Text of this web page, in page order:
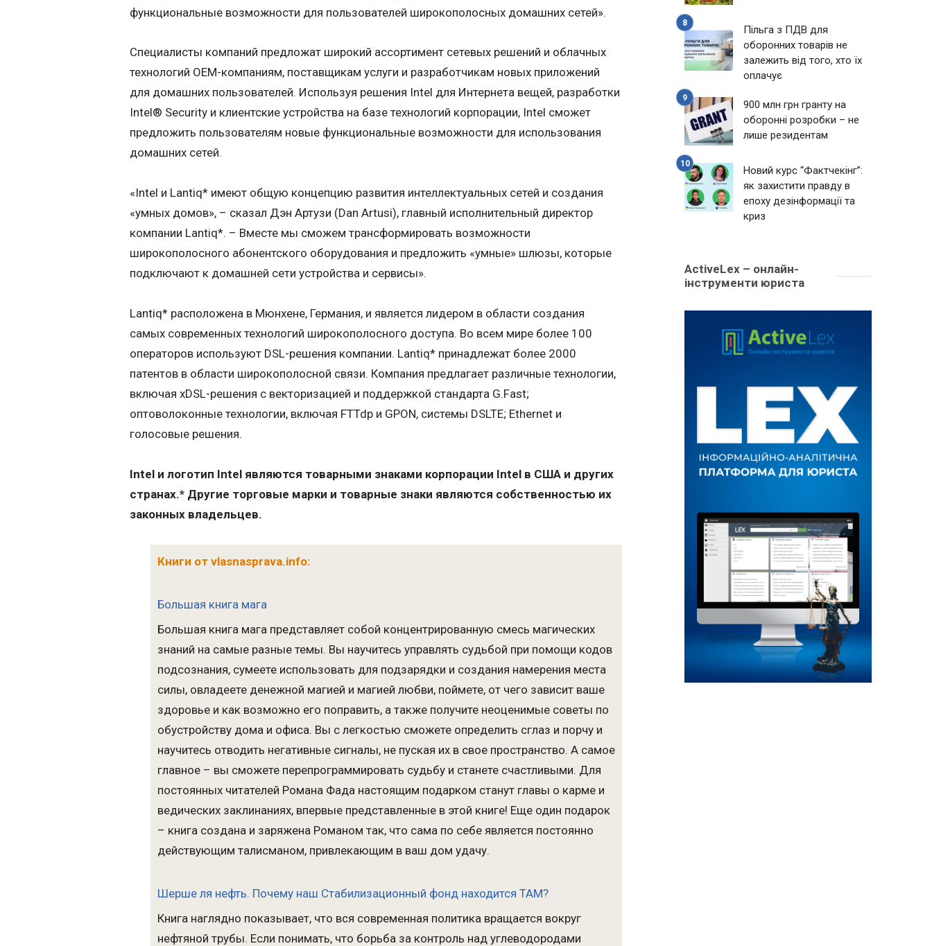
функциональные возможности для пользователей широкополосных домашних сетей».
Специалисты компаний предложат широкий ассортимент сетевых решений и облачных
технологий OEM-компаниям, поставщикам услуги и разработчикам новых приложений
для домашних пользователей. Используя решения Intel для Интернета вещей, разработки
Intel® Security и клиентские устройства на базе технологий корпорации, Intel сможет
предложить пользователям новые функциональные возможности для использования
домашних сетей.
«Intel и Lantiq* имеют общую концепцию развития интеллектуальных сетей и создания
«умных домов», – сказал Дэн Артузи (Dan Artusi), главный исполнительный директор
компании Lantiq*. – Вместе мы сможем трансформировать возможности
широкополосного абонентского оборудования и предложить «умные» шлюзы, которые
подключают к домашней сети устройства и сервисы».
Lantiq* расположена в Мюнхене, Германия, и является лидером в области создания
самых современных технологий широкополосного доступа. Во всем мире более 100
операторов используют DSL-решения компании. Lantiq* принадлежат более 2000
патентов в области широкополосной связи. Компания предлагает различные технологии,
включая xDSL-решения с векторизацией и поддержкой стандарта G.Fast;
оптоволоконные технологии, включая FTTdp и GPON, системы DSLTE; Ethernet и
голосовые решения.
Intel и логотип Intel являются товарными знаками корпорации Intel в США и других
странах.* Другие торговые марки и товарные знаки являются собственностью их
законных владельцев.
Книги от vlasnasprava.info:
Большая книга мага
Большая книга мага представляет собой концентрированную смесь магических
знаний на самые разные темы. Вы научитесь управлять судьбой при помощи кодов
подсознания, сумеете использовать для подзарядки и создания намерения места
силы, овладеете денежной магией и магией любви, поймете, от чего зависит ваше
здоровье и как возможно его поправить, а также получите неоценимые советы по
обустройству дома и офиса. Вы с легкостью сможете определить сглаз и порчу и
научитесь отводить негативные сигналы, не пуская их в свое пространство. А самое
главное – вы сможете перепрограммировать судьбу и станете счастливыми. Для
постоянных читателей Романа Фада настоящим подарком станут главы о карме и
ведических заклинаниях, впервые представленные в этой книге! Еще один подарок
– книга создана и заряжена Романом так, что сама по себе является постоянно
действующим талисманом, привлекающим в ваш дом удачу.
Шерше ля нефть. Почему наш Стабилизационный фонд находится ТАМ?
Книга наглядно показывает, что вся современная политика вращается вокруг
нефтяной трубы. Если понимать, что борьба за контроль над углеводородами
Пільга з ПДВ для
оборонних товарів не
залежить від того, хто їх
оплачує
900 млн грн гранту на
оборонні розробки – не
лише резидентам
Новий курс “Фактчекінг”:
як захистити правду в
епоху дезінформації та
криз
ActiveLex – онлайн-
інструменти юриста